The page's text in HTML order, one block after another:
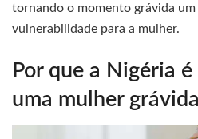
tornando o momento grávida
vulnerabilidade para a mulher.
Por que a Nigéria
uma mulher